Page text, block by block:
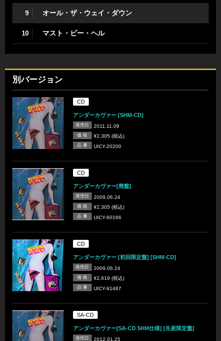
9 オール・ザ・ウェイ・ダウン
10 マスト・ビー・ヘル
別バージョン
CD
アンダーカヴァー [SHM-CD]
発売日 2011.11.09
価 格 ¥2,305 (税込)
品 番 UICY-20200
CD
アンダーカヴァー[廃盤]
発売日 2009.06.24
価 格 ¥2,305 (税込)
品 番 UICY-60166
CD
アンダーカヴァー [初回限定盤] [SHM-CD]
発売日 2009.06.24
価 格 ¥2,619 (税込)
品 番 UICY-91487
SA-CD
アンダーカヴァー[SA-CD SHM仕様] [生産限定盤]
発売日 2012.01.25